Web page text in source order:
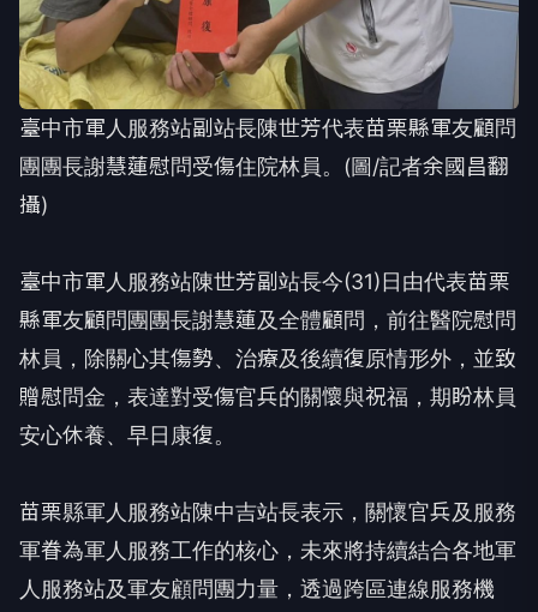
臺中市軍人服務站副站長陳世芳代表苗栗縣軍友顧問
團團長謝慧蓮慰問受傷住院林員。(圖/記者余國昌翻
攝)
臺中市軍人服務站陳世芳副站長今(31)日由代表苗栗
縣軍友顧問團團長謝慧蓮及全體顧問，前往醫院慰問
林員，除關心其傷勢、治療及後續復原情形外，並致
贈慰問金，表達對受傷官兵的關懷與祝福，期盼林員
安心休養、早日康復。
苗栗縣軍人服務站陳中吉站長表示，關懷官兵及服務
軍眷為軍人服務工作的核心，未來將持續結合各地軍
人服務站及軍友顧問團力量，透過跨區連線服務機